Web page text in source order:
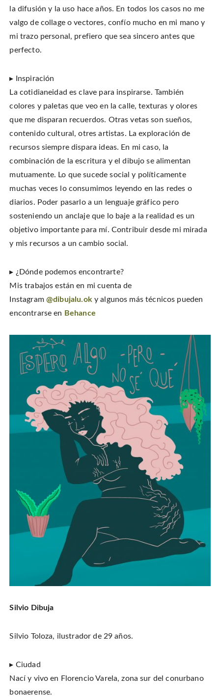
la difusión y la uso hace años. En todos los casos no me
valgo de collage o vectores, confío mucho en mi mano y
mi trazo personal, prefiero que sea sincero antes que
perfecto.
▸ Inspiración
La cotidianeidad es clave para inspirarse. También
colores y paletas que veo en la calle, texturas y olores
que me disparan recuerdos. Otras vetas son sueños,
contenido cultural, otres artistas. La exploración de
recursos siempre dispara ideas. En mi caso, la
combinación de la escritura y el dibujo se alimentan
mutuamente. Lo que sucede social y políticamente
muchas veces lo consumimos leyendo en las redes o
diarios. Poder pasarlo a un lenguaje gráfico pero
sosteniendo un anclaje que lo baje a la realidad es un
objetivo importante para mí. Contribuir desde mi mirada
y mis recursos a un cambio social.
▸ ¿Dónde podemos encontrarte?
Mis trabajos están en mi cuenta de
Instagram @dibujalu.ok y algunos más técnicos pueden
encontrarse en Behance
Silvio Dibuja
Silvio Toloza, ilustrador de 29 años.
▸ Ciudad
Nací y vivo en Florencio Varela, zona sur del conurbano
bonaerense.